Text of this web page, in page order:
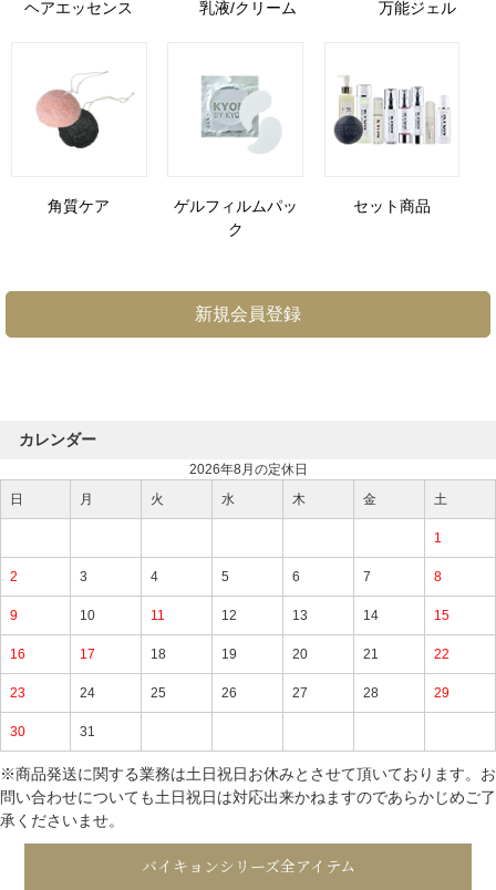
ヘアエッセンス 乳液/クリーム 万能ジェル
角質ケア
ゲルフィルムパッ
ク
セット商品
新規会員登録
カレンダー
2026年8月の定休日
日
月 火 水 木 金 土
1
2 3 4 5 6 7 8
9 10 11 12 13 14 15
16 17 18 19 20 21 22
23 24 25 26 27 28 29
30 31
※商品発送に関する業務は土日祝日お休みとさせて頂いております。お
問い合わせについても土日祝日は対応出来かねますのであらかじめご了
承くださいませ。
バイキョンシリーズ全アイテム